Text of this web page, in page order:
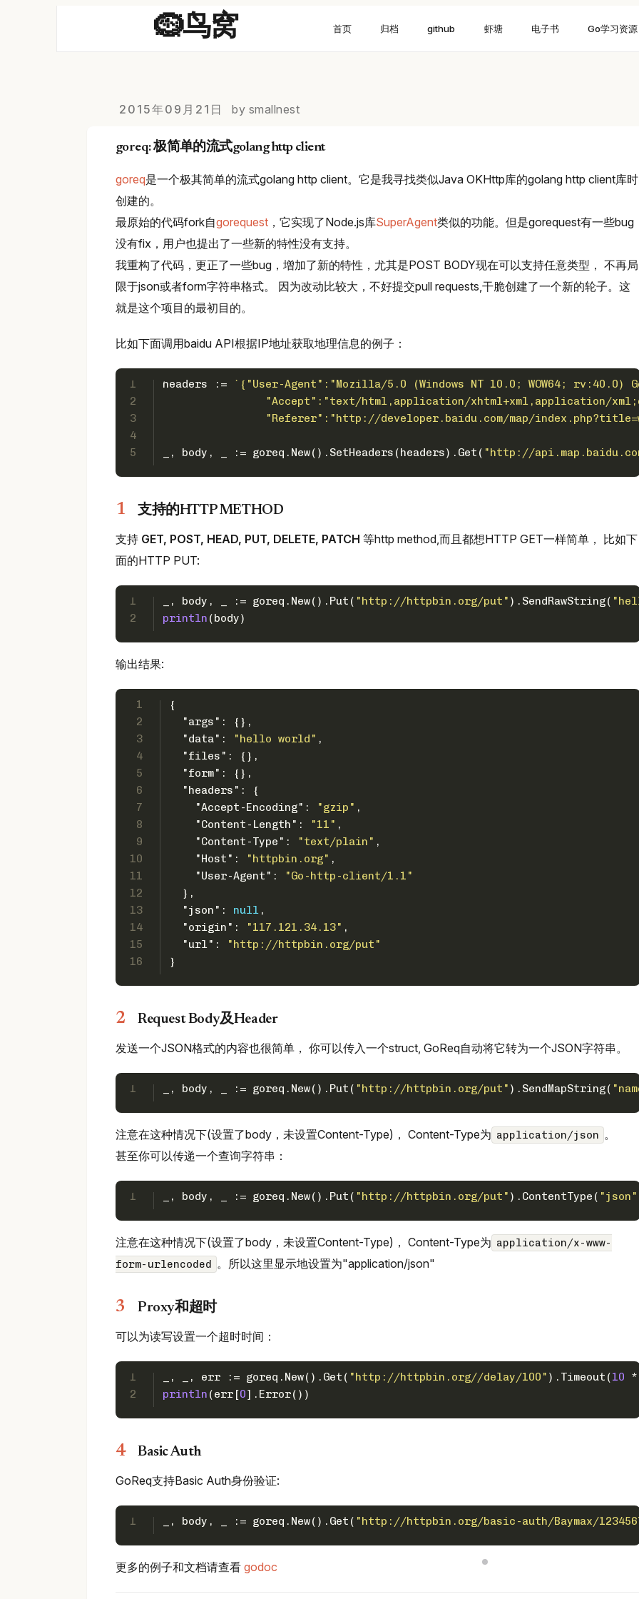
🪹鸟窝 首页 归档 github 虾塘 电子书 Go学习资源
2015年09月21日 by smallnest
goreq: 极简单的流式golang http client
goreq是一个极其简单的流式golang http client。它是我寻找类似Java OKHttp库的golang http client库时
创建的。
最原始的代码fork自gorequest ，它实现了Node.js库SuperAgent类似的功能。但是gorequest有一些bug
没有fix，用户也提出了一些新的特性没有支持。
我重构了代码，更正了一些bug，增加了新的特性，尤其是POST BODY现在可以支持任意类型， 不再局
限于json或者form字符串格式。 因为改动比较大，不好提交pull requests,干脆创建了一个新的轮子。这
就是这个项目的最初目的。
比如下面调用baidu API根据IP地址获取地理信息的例子：
1
2
3
4
5
headers :=
`{"User-Agent":"Mozilla/5.0 (Windows NT 10.0; WOW64; rv:40.0)
"Accept":"text/html,application/xhtml+xml,application/
"Referer":"http://developer.baidu.com/map/
_, body, _ := goreq.New().SetHeaders(headers).Get( "http://
支持的HTTP METHOD
支持 GET, POST, HEAD, PUT, DELETE, PATCH 等http method,而且都想HTTP GET一样简单， 比如下
面的HTTP PUT:
1
2
_, body, _ := goreq.New().Put( "http://httpbin.org/put" ).SendRawString(
println (body)
输出结果:
1
2
3
4
5
6
7
8
9
10
11
12
13
14
15
16
{
"args" : { } ,
"data" : "hello world" ,
"files" : { } ,
"form" : { } ,
"headers" :
{
"Accept-Encoding" : "gzip" ,
"Content-Length" : "11" ,
"Content-Type" : "text/plain" ,
"Host" : "httpbin.org" ,
"User-Agent" :
"Go-http-client/1.1"
} ,
"json" : null ,
"origin" : "117.121.34.13" ,
"url" :
"http://httpbin.org/put"
}
Request Body及Header
发送一个JSON格式的内容也很简单， 你可以传入一个struct, GoReq自动将它转为一个JSON字符串。
1 _, body, _ := goreq.New().Put( "http://httpbin.org/put" ).SendMapString(
注意在这种情况下(设置了body，未设置Content-Type)， Content-Type为 application/json 。
甚至你可以传递一个查询字符串：
1 _, body, _ := goreq.New().Put( "http://httpbin.org/put" ).ContentType( "json"
注意在这种情况下(设置了body，未设置Content-Type)， Content-Type为 application/x-www-
form-urlencoded 。所以这里显示地设置为"application/json"
Proxy和超时
可以为读写设置一个超时时间：
1
2
_, _, err := goreq.New().Get( "http://httpbin.org//delay/100" ).Timeout(10 *
println (err[0].Error())
Basic Auth
GoReq支持Basic Auth身份验证:
1 _, body, _ := goreq.New().Get( "http://httpbin.org/basic-auth/Baymax/
更多的例子和文档请查看 godoc